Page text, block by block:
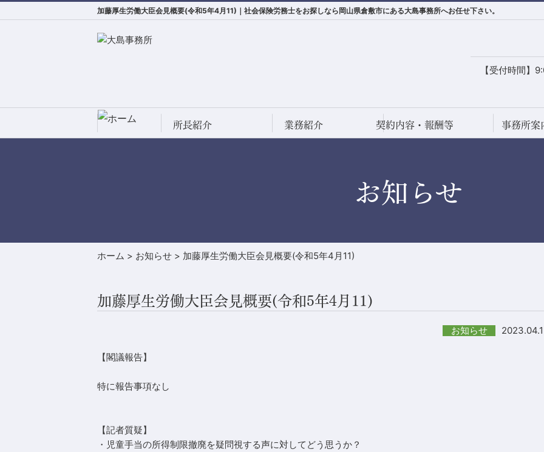
加藤厚生労働大臣会見概要(令和5年4月11)｜社会保険労務士をお探しなら岡山県倉敷市にある大島事務所へお任せ下さい。
【受付時間】
所長紹介 業務紹介 契約内容・報酬等 事務所案
お知らせ
ホーム > お知らせ > 加藤厚生労働大臣会見概要(令和5年4月11)
加藤厚生労働大臣会見概要(令和5年4月11)
お知らせ
【閣議報告】
特に報告事項なし
【記者質疑】
・児童手当の所得制限撤廃を疑問視する声に対してどう思うか？